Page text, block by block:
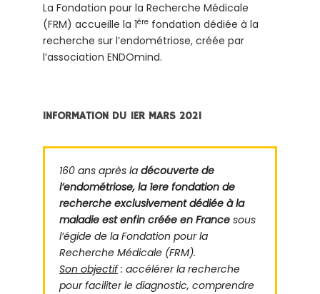
La Fondation pour la Recherche Médicale
(FRM) accueille la 1ère fondation dédiée à la
recherche sur l’endométriose, créée par
l’association ENDOmind.
INFORMATION DU 1ER MARS 2021
160 ans après la découverte de
l’endométriose, la 1ere fondation de
recherche exclusivement dédiée à la
maladie est enfin créée en France sous
l’égide de la Fondation pour la
Recherche Médicale (FRM).
Son objectif: accélérer la recherche
pour faciliter le diagnostic, comprendre